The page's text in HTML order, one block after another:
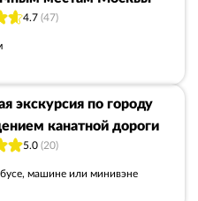
4.7 (47)
экскурсия по городу
канатной дороги
5.0 (20)
машине или минивэне